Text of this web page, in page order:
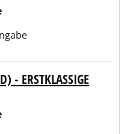
- ERSTKLASSIGE